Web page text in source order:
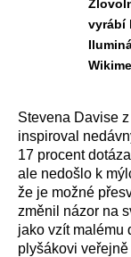
vyrábí
Stevena Davise
inspiroval
17 procent
ale nedošlo k
že je možné
změnil názor na
jako vzít malému
plyšákovi